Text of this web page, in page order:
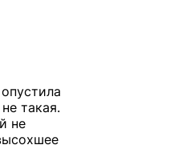
такая.
не